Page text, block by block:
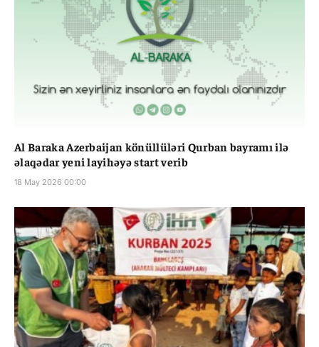
Al Baraka Azerbaijan könüllüləri Qurban bayramı ilə
əlaqədar yeni layihəyə start verib
18 May 2026 00:00